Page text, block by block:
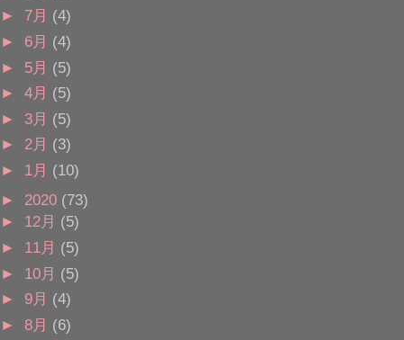
► 7月 (4)
► 6月 (4)
► 5月 (5)
► 4月 (5)
► 3月 (5)
► 2月 (3)
► 1月 (10)
► 2020 (73)
► 12月 (5)
► 11月 (5)
► 10月 (5)
► 9月 (4)
► 8月 (6)